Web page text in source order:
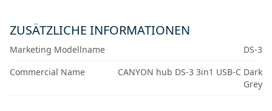
ZUSÄTZLICHE INFORMATIONEN
Marketing Modellname
DS-3
Commercial Name
CANYON hub DS-3 3in1 USB-C Dark
Grey